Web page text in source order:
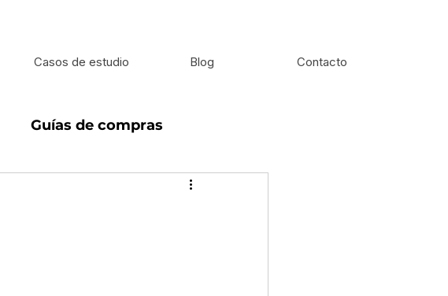
Casos de estudio Blog Contacto
Guías de compras